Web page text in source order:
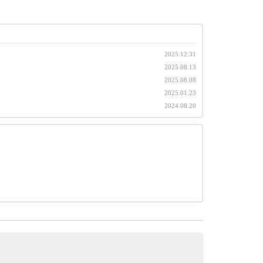
2025.12.31
2025.08.13
2025.08.08
2025.01.23
2024.08.20